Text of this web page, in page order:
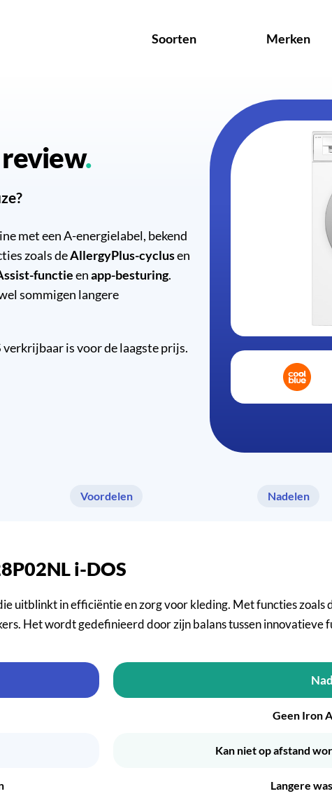
Soorten Merken
review
met een A-energielabel, bekend
zoals deAllergyPlus-cyclusen
functieenapp-besturing.
sommigen langere
is voor de laagste prijs.
Voordelen Nadelen
i-DOS
uitblinkt in efficiëntie en zorg voor kleding. Met functies zoals
Het wordt gedefinieerd door zijn balans tussen innovatieve
Geen Iron
Kan niet op afstand
Langere